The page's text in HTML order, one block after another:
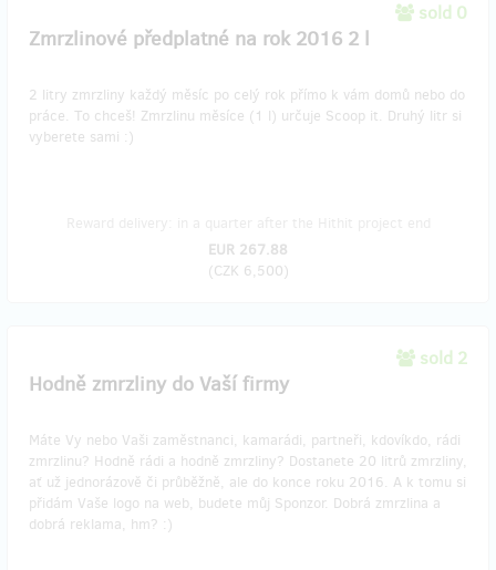
sold 0
Zmrzlinové předplatné na rok 2016 2 l
2 litry zmrzliny každý měsíc po celý rok přímo k vám domů nebo do
práce. To chceš! Zmrzlinu měsíce (1 l) určuje Scoop it. Druhý litr si
vyberete sami :)
EUR 267.88
(CZK 6,500)
sold 2
Hodně zmrzliny do Vaší firmy
Máte Vy nebo Vaši zaměstnanci, kamarádi, partneři, kdovíkdo, rádi
zmrzlinu? Hodně rádi a hodně zmrzliny? Dostanete 20 litrů zmrzliny,
ať už jednorázově či průběžně, ale do konce roku 2016. A k tomu si
přidám Vaše logo na web, budete můj Sponzor. Dobrá zmrzlina a
dobrá reklama, hm? :)